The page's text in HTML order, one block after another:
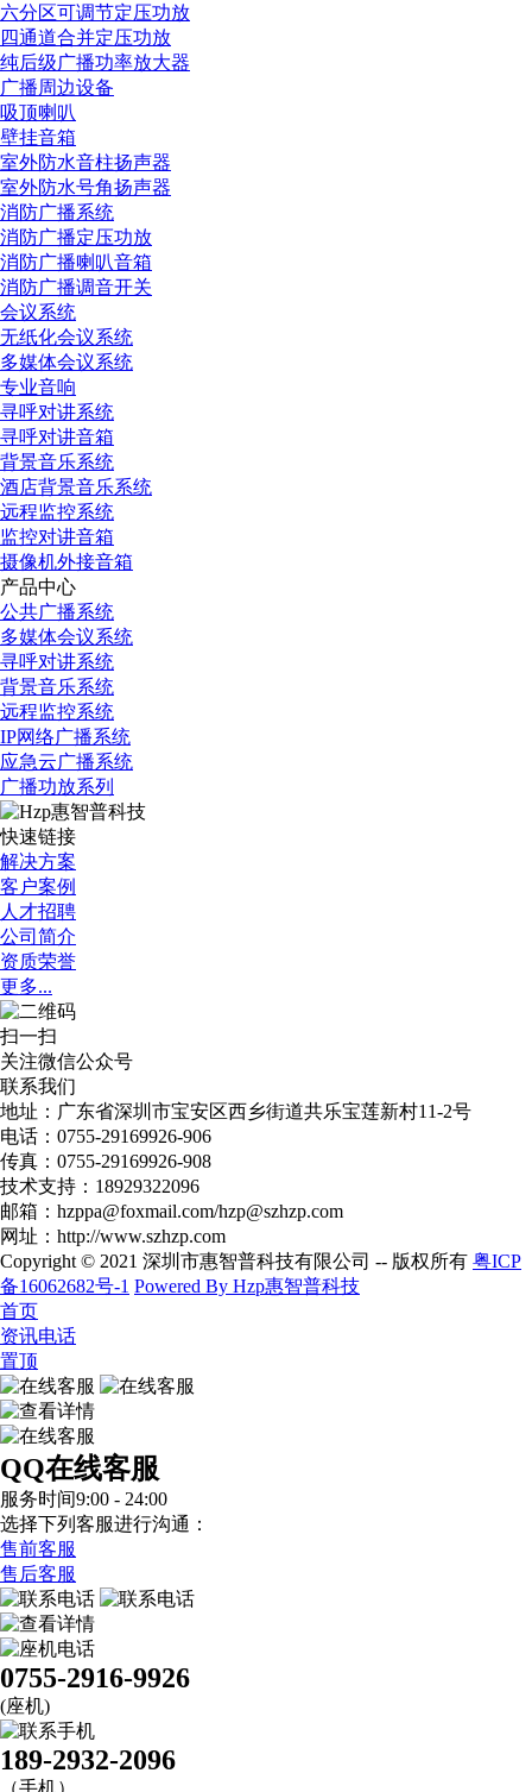
六分区可调节定压功放
四通道合并定压功放
纯后级广播功率放大器
广播周边设备
吸顶喇叭
壁挂音箱
室外防水音柱扬声器
室外防水号角扬声器
消防广播系统
消防广播定压功放
消防广播喇叭音箱
消防广播调音开关
会议系统
无纸化会议系统
多媒体会议系统
专业音响
寻呼对讲系统
寻呼对讲音箱
背景音乐系统
酒店背景音乐系统
远程监控系统
监控对讲音箱
摄像机外接音箱
产品中心
公共广播系统
多媒体会议系统
寻呼对讲系统
背景音乐系统
远程监控系统
IP网络广播系统
应急云广播系统
广播功放系列
快速链接
解决方案
客户案例
人才招聘
公司简介
资质荣誉
更多...
扫一扫
关注微信公众号
联系我们
地址：广东省深圳市宝安区西乡街道共乐宝莲新村11-2号​
电话：0755-29169926-906​
传真：0755-29169926-908
技术支持：18929322096
邮箱：hzppa@foxmail.com/hzp@szhzp.com
网址：http://www.szhzp.com
Copyright © 2021 深圳市惠智普科技有限公司 -- 版权所有 粤ICP
备16062682号-1 Powered By Hzp惠智普科技
首页
资讯电话
置顶
QQ在线客服
服务时间9:00 - 24:00
选择下列客服进行沟通：
售前客服
售后客服
0755-2916-9926
(座机)
189-2932-2096
（手机）